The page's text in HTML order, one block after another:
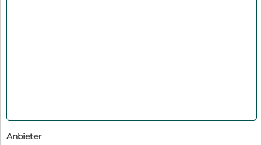
Anbieter